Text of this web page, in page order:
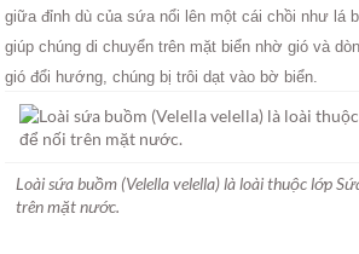
giữa đỉnh dù của sứa nổi lên một cái chồi như lá
giúp chúng di chuyển trên mặt biển nhờ gió và
gió đổi hướng, chúng bị trôi dạt vào bờ biển.
Loài sứa buồm (Velella velella) là loài thuộc lớp
trên mặt nước.